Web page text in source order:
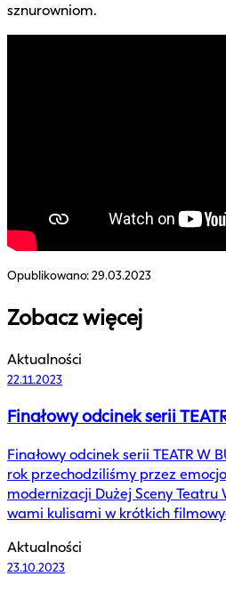
sznurowniom.
Opublikowano:29.03.2023
Zobacz więcej
Aktualności
22.11.2023
Finałowy odcinek serii
Finałowy odcinek serii TEATR W
rok przechodziliśmy przez
modernizacji Dużej Sceny Teatru
wami kulisami w krótkich
Aktualności
23.10.2023